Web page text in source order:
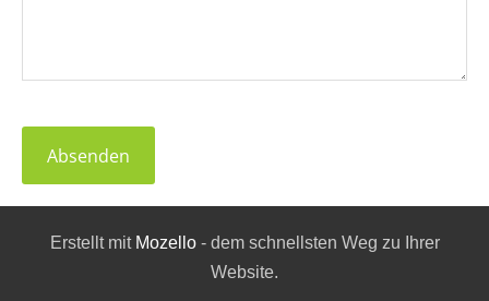
Erstellt mit Mozello- dem schnellsten Weg zu Ihrer
Website.